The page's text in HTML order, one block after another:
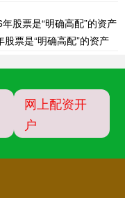
票是“明确高配”的资产
网上配资开
户